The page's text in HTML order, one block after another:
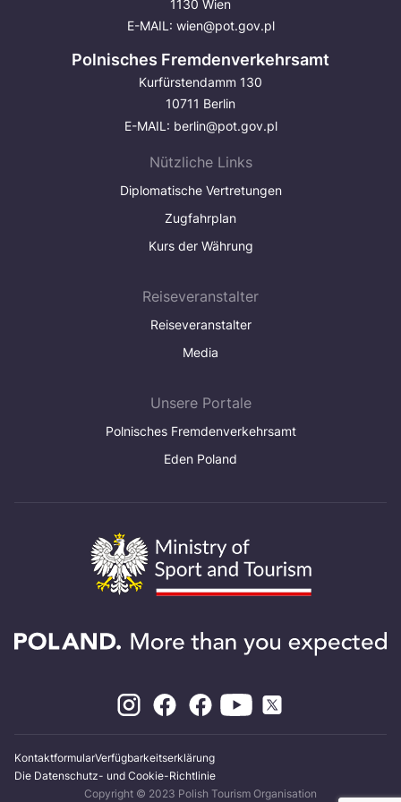
1130 Wien
E-MAIL: wien@pot.gov.pl
Polnisches Fremdenverkehrsamt
Kurfürstendamm 130
10711 Berlin
E-MAIL: berlin@pot.gov.pl
Nützliche Links
Diplomatische Vertretungen
Zugfahrplan
Kurs der Währung
Reiseveranstalter
Reiseveranstalter
Media
Unsere Portale
Polnisches Fremdenverkehrsamt
Eden Poland
KontaktformularVerfügbarkeitserklärung
Die Datenschutz- und Cookie-Richtlinie
Copyright © 2023 Polish Tourism Organisation